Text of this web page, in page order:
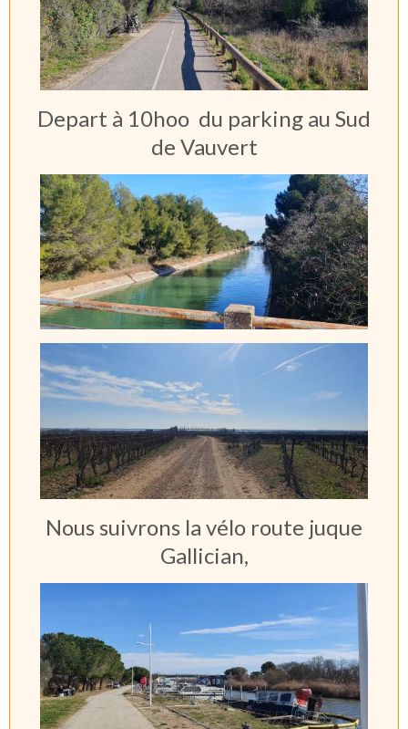
Depart à 10hoo du parking au Sud
de Vauvert
Nous suivrons la vélo route juque
Gallician,